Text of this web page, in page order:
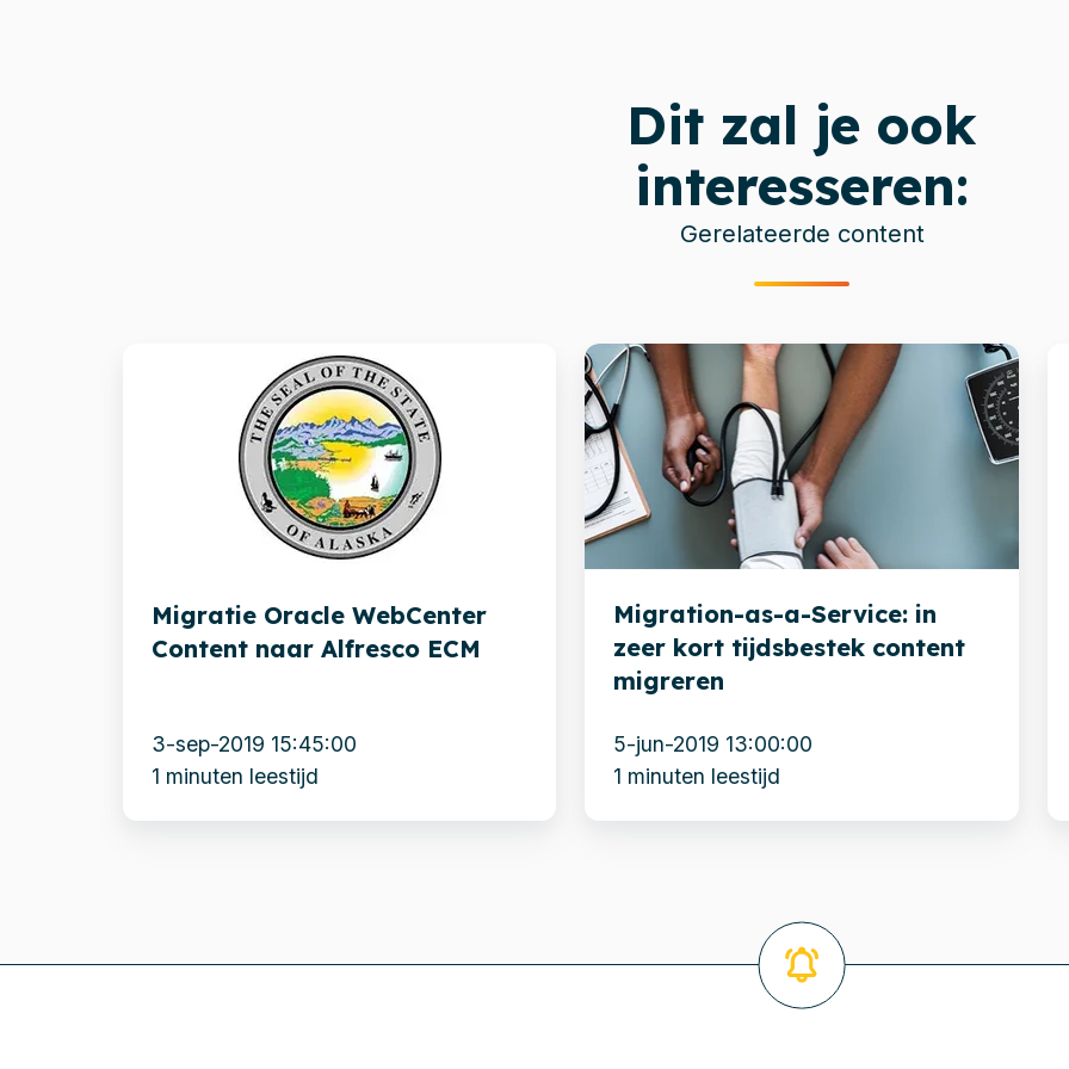
Dit zal je ook
interesseren:
Gerelateerde content
WebCenter
Migratie Oracle WebCenter
Content naar Alfresco ECM
3-sep-2019 15:45:00
1 minuten leestijd
Migration-
as-
a-
Service:
in
zeer
tijdsbestek
content
migreren
Migration-as-a-Service: in
zeer kort tijdsbestek content
migreren
5-jun-2019 13:00:00
1 minuten leestijd